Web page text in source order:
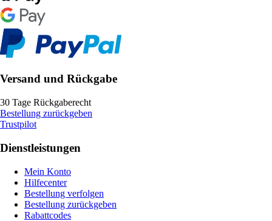
Versand und Rückgabe
30 Tage Rückgaberecht
Bestellung zurückgeben
Trustpilot
Dienstleistungen
Mein Konto
Hilfecenter
Bestellung verfolgen
Bestellung zurückgeben
Rabattcodes